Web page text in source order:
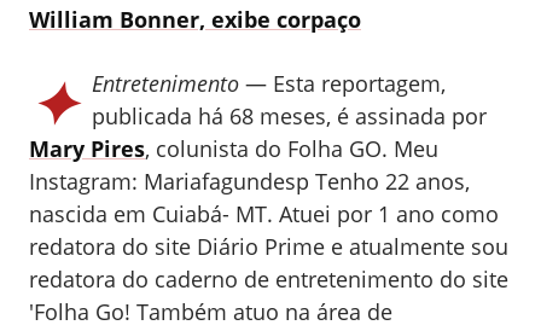
William Bonner, exibe corpaço
✦ Entretenimento — Esta reportagem,
publicada há 68 meses, é assinada por
Mary Pires, colunista do Folha GO. Meu
Instagram: Mariafagundesp Tenho 22 anos,
nascida em Cuiabá- MT. Atuei por 1 ano como
redatora do site Diário Prime e atualmente sou
redatora do caderno de entretenimento do site
'Folha Go! Também atuo na área de